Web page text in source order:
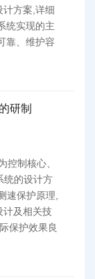
计方案,详细
统实现的主
靠、维护容
研制
控制核心、
统的设计方
速保护原理,
计及相关技
保护效果良